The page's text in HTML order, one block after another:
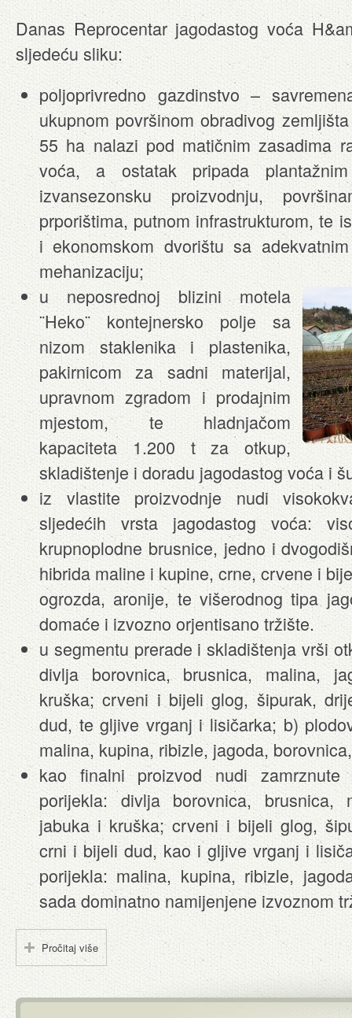
Danas Reprocentar jagodastog voća
sljedeću sliku:
poljoprivredno gazdinstvo –
ukupnom površinom obradivog
55 ha nalazi pod matičnim zasadima
voća, a ostatak pripada
izvansezonsku proizvodnju,
prporištima, putnom infrastrukturom, te
i ekonomskom dvorištu sa
mehanizaciju;
u neposrednoj blizini motela
¨Heko¨ kontejnersko polje sa
nizom staklenika i plastenika,
pakirnicom za sadni materijal,
upravnom zgradom i prodajnim
mjestom, te hladnjačom
kapaciteta 1.200 t za otkup,
skladištenje i doradu jagodastog voća i
iz vlastite proizvodnje nudi
sljedećih vrsta jagodastog voća:
krupnoplodne brusnice, jedno i
hibrida maline i kupine, crne, crvene i
ogrozda, aronije, te višerodnog tipa
domaće i izvozno orjentisano tržište.
u segmentu prerade i skladištenja vrši
divlja borovnica, brusnica, malina,
kruška; crveni i bijeli glog, šipurak,
dud, te gljive vrganj i lisičarka; b)
malina, kupina, ribizle, jagoda,
kao finalni proizvod nudi zamrznute
porijekla: divlja borovnica, brusnica,
jabuka i kruška; crveni i bijeli glog,
crni i bijeli dud, kao i gljive vrganj i
porijekla: malina, kupina, ribizle,
sada dominatno namijenjene izvoznom
Pročitaj više